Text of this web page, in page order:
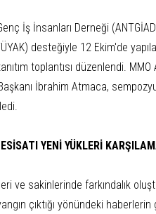
İş İnsanları Derneği
desteğiyle 12 Ekim'de
toplantısı düzenlendi.
İbrahim Atmaca,
YENİ YÜKLERİ
ve sakinlerinde farkındalık
çıktığı yönündeki